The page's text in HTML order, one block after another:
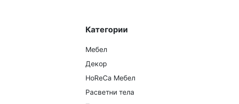
Категории
Мебел
Декор
HoReCa Мебел
Расветни тела